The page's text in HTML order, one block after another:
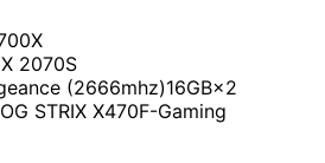
2070S
(2666mhz)16GB×2
STRIX X470F-Gaming